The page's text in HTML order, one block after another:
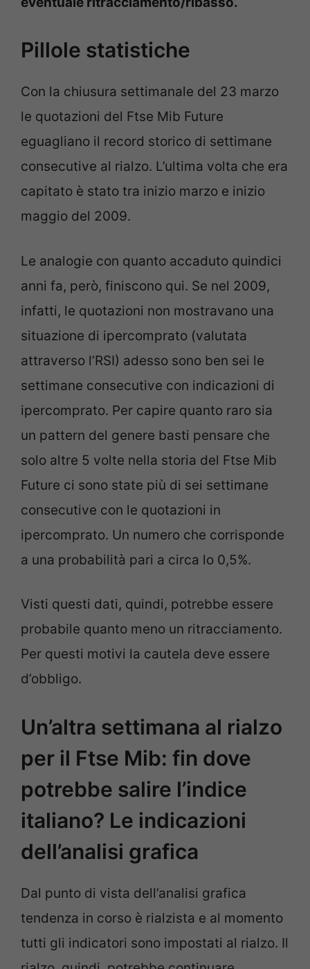
Pillole statistiche
Con la chiusura settimanale del 23 marzo
le quotazioni del Ftse Mib Future
eguagliano il record storico di settimane
consecutive al rialzo. L’ultima volta che era
capitato è stato tra inizio marzo e inizio
maggio del 2009.
Le analogie con quanto accaduto quindici
anni fa, però, finiscono qui. Se nel 2009,
infatti, le quotazioni non mostravano una
situazione di ipercomprato (valutata
attraverso l’RSI) adesso sono ben sei le
settimane consecutive con indicazioni di
ipercomprato. Per capire quanto raro sia
un pattern del genere basti pensare che
solo altre 5 volte nella storia del Ftse Mib
Future ci sono state più di sei settimane
consecutive con le quotazioni in
ipercomprato. Un numero che corrisponde
a una probabilità pari a circa lo 0,5%.
Visti questi dati, quindi, potrebbe essere
probabile quanto meno un ritracciamento.
Per questi motivi la cautela deve essere
d’obbligo.
Un’altra settimana al rialzo
per il Ftse Mib: fin dove
potrebbe salire l’indice
italiano? Le indicazioni
dell’analisi grafica
Dal punto di vista dell’analisi grafica
tendenza in corso è rialzista e al momento
tutti gli indicatori sono impostati al rialzo. Il